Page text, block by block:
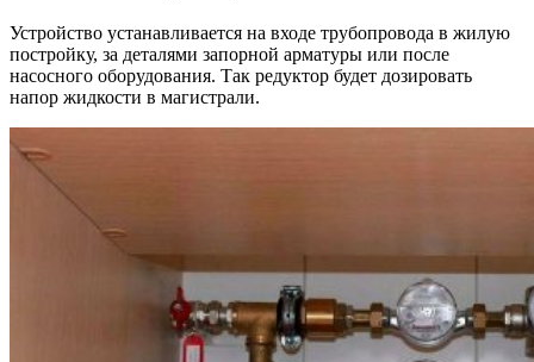
Устройство устанавливается на входе трубопровода в жилую
постройку, за деталями запорной арматуры или после
насосного оборудования. Так редуктор будет дозировать
напор жидкости в магистрали.